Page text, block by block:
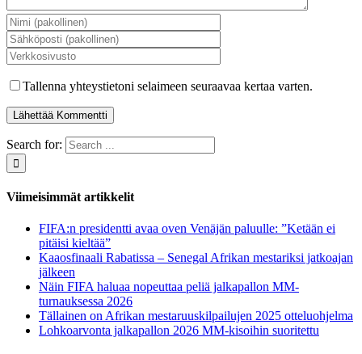
Tallenna yhteystietoni selaimeen seuraavaa kertaa varten.
Search for:
Viimeisimmät artikkelit
FIFA:n presidentti avaa oven Venäjän paluulle: ”Ketään ei
pitäisi kieltää”
Kaaosfinaali Rabatissa – Senegal Afrikan mestariksi jatkoajan
jälkeen
Näin FIFA haluaa nopeuttaa peliä jalkapallon MM-
turnauksessa 2026
Tällainen on Afrikan mestaruuskilpailujen 2025 otteluohjelma
Lohkoarvonta jalkapallon 2026 MM-kisoihin suoritettu